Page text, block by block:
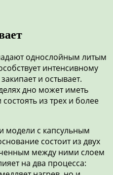
однослойным литым
интенсивному
и остывает.
дно может иметь
из трех и более
модели с капсульным
состоит из двух
между ними слоем
на два процесса: